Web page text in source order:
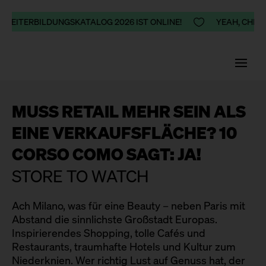
2026 IST ONLINE!  YEAH,
MUSS RETAIL MEHR SEIN ALS
EINE VERKAUFSFLÄCHE? 10
CORSO COMO SAGT: JA!
STORE TO WATCH
Ach Milano, was für eine Beauty – neben Paris mit
Abstand die sinnlichste Großstadt Europas.
Inspirierendes Shopping, tolle Cafés und
Restaurants, traumhafte Hotels und Kultur zum
Niederknien. Wer richtig Lust auf Genuss hat, der